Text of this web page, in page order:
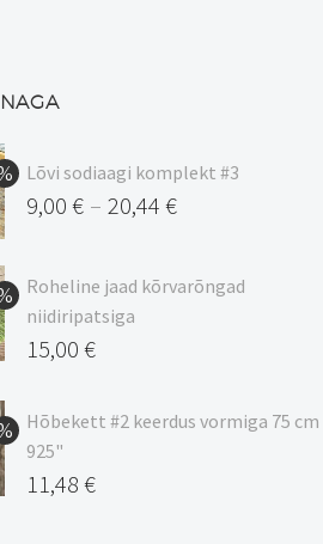
Lõvi sodiaagi komplekt #3
9,00 € – 20,44 €
9,00 €
kuni
20,44 €
Roheline jaad kõrvarõngad
niidiripatsiga
Algne
oli:
17,00 €.
15,00 €
hind
on:
15,00 €.
Hõbekett #2 keerdus vormiga 75 cm
925"
Algne
11,48 €